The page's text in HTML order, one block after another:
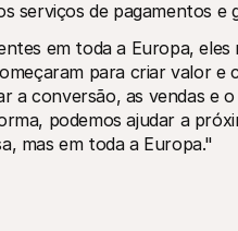
serviços de pagamentos e
em toda a Europa,
para criar valor
a conversão, as vendas e
podemos ajudar a
mas em toda a Europa."